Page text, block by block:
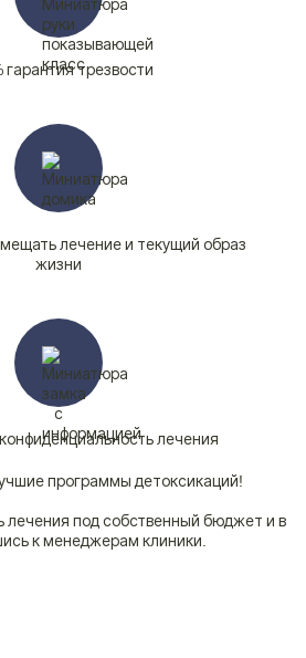
гарантия трезвости
лечение и текущий образ
жизни
лечения
программы детоксикаций!
лечения под собственный бюджет и в
к менеджерам клиники.